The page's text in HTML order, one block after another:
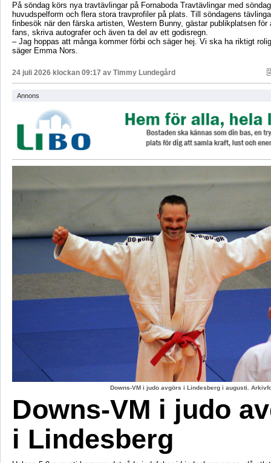
På söndag körs nya travtävlingar på Fornaboda Travtävlingar med
huvudspelform och flera stora travprofiler på plats. Till söndagens
finbesök när den färska artisten, Western Bunny, gästar publikplatsen för
fans, skriva autografer och även ta del av ett godisregn.
– Jag hoppas att många kommer förbi och säger hej. Vi ska ha riktigt
säger Emma Nors.
24 juli 2026 klockan 09:17 av Timmy Lundegård
Annons
Downs-VM i judo avgörs i Lindesberg i augusti.
Downs-VM i judo
i Lindesberg